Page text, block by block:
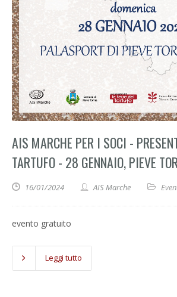
AIS MARCHE PER I SOCI -
TARTUFO - 28 GENNAIO, PIEVE
16/01/2024 AIS Marche
evento gratuito
Leggi tutto